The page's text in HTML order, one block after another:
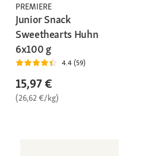
PREMIERE
Junior Snack
Sweethearts Huhn
6x100 g
4.4 (59)
15,97 €
(26,62 €/kg)